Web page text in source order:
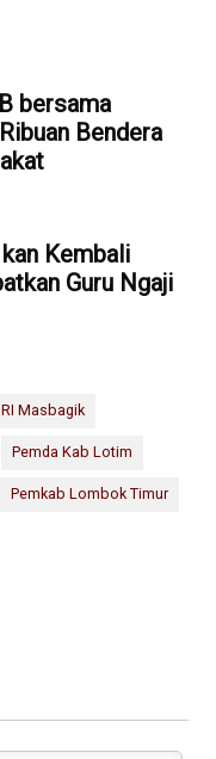
bersama
Bendera
Kembali
Guru Ngaji
Masbagik
Pemda Kab Lotim
Pemkab Lombok Timur